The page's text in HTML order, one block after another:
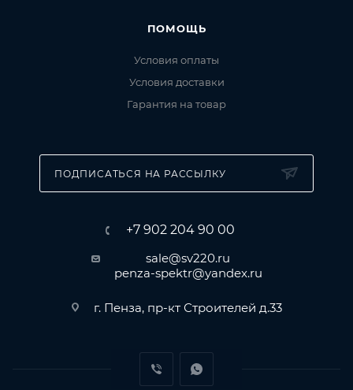
ПОМОЩЬ
Условия оплаты
Условия доставки
Гарантия на товар
ПОДПИСАТЬСЯ НА РАССЫЛКУ
+7 902 204 90 00
sale@sv220.ru
penza-spektr@yandex.ru
г. Пенза, пр-кт Строителей д.33